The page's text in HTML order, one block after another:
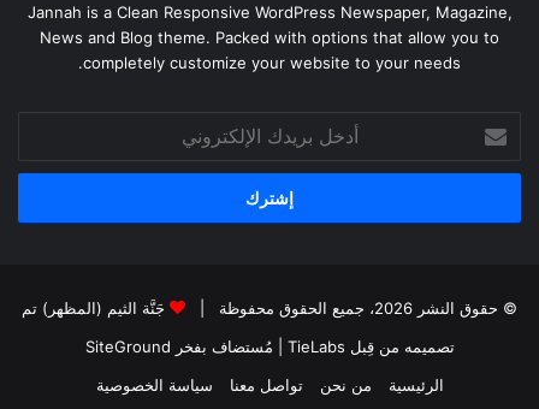
Jannah is a Clean Responsive WordPress Newspaper, Magazine,
News and Blog theme. Packed with options that allow you to
completely customize your website to your needs.
بريدك
الإلكتروني
© حقوق النشر 2026، جميع الحقوق محفوظة |
جَنَّة الثيم (المظهر) تم
تصميمه من قِبل TieLabs
| مُستضاف بفخر SiteGround
الرئيسية
من نحن تواصل معنا سياسة الخصوصية